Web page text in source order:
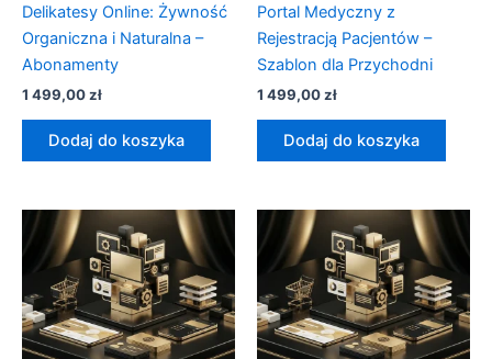
Delikatesy Online: Żywność
Organiczna i Naturalna –
Abonamenty
1 499,00zł
Dodaj do koszyka
Portal Medyczny z
Rejestracją Pacjentów –
Szablon dla Przychodni
1 499,00zł
Dodaj do koszyka